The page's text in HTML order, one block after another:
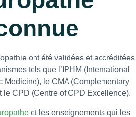
ont été validées et accréditées
tels que l’IPHM (International
Medicine), le CMA (Complementary
le CPD (Centre of CPD Excellence).
et les enseignements qui les